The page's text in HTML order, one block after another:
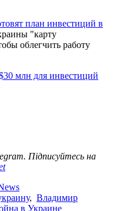
план инвестиций в
"карту
облегчить работу
млн для инвестиций
Підписуйтесь на
, Владимир
в Украине